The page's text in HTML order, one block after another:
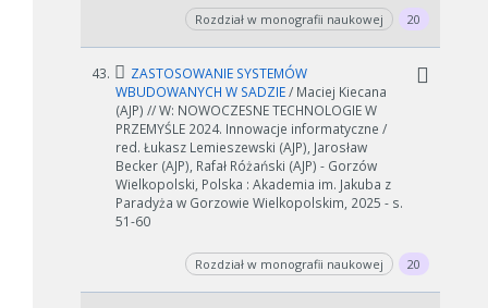
Rozdział w monografii naukowej 20
43.
ZASTOSOWANIE SYSTEMÓW
WBUDOWANYCH W SADZIE/ Maciej Kiecana
(AJP) // W: NOWOCZESNE TECHNOLOGIE W
PRZEMYŚLE 2024. Innowacje informatyczne /
red. Łukasz Lemieszewski (AJP), Jarosław
Becker (AJP), Rafał Różański (AJP) - Gorzów
Wielkopolski, Polska : Akademia im. Jakuba z
Paradyża w Gorzowie Wielkopolskim, 2025 - s.
51-60
Rozdział w monografii naukowej 20